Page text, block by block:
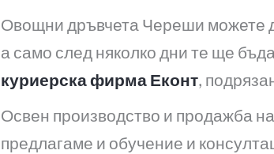
Овощни дръвчета Череши можете
а само след няколко дни те ще
куриерска фирма Еконт,
Освен производство и продажба
предлагаме и обучение и